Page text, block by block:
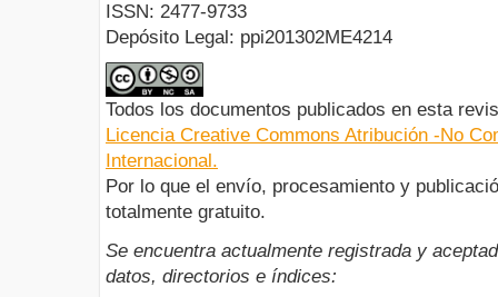
ISSN: 2477-9733
Depósito Legal: ppi201302ME4214
Todos los documentos publicados en esta
Licencia Creative Commons Atribución -No
Internacional.
Por lo que el envío, procesamiento y
totalmente gratuito.
Se encuentra actualmente registrada y
datos, directorios e índices: